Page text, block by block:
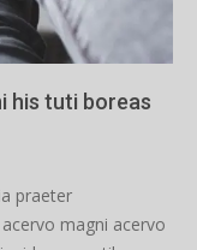
his tuti boreas
praeter
magni acervo